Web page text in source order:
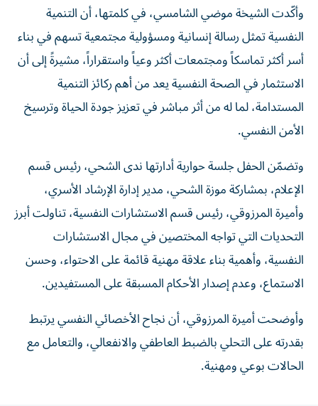
وأكّدت الشيخة موضي الشامسي، في كلمتها، أن التنمية
النفسية تمثل رسالة إنسانية ومسؤولية مجتمعية تسهم في بناء
أسر أكثر تماسكاً ومجتمعات أكثر وعياً واستقراراً، مشيرةً إلى أن
الاستثمار في الصحة النفسية يعد من أهم ركائز التنمية
المستدامة، لما له من أثر مباشر في تعزيز جودة الحياة وترسيخ
الأمن النفسي.
وتضمّن الحفل جلسة حوارية أدارتها ندى الشحي، رئيس قسم
الإعلام، بمشاركة موزة الشحي، مدير إدارة الإرشاد الأسري،
وأميرة المرزوقي، رئيس قسم الاستشارات النفسية، تناولت أبرز
التحديات التي تواجه المختصين في مجال الاستشارات
النفسية، وأهمية بناء علاقة مهنية قائمة على الاحتواء، وحسن
الاستماع، وعدم إصدار الأحكام المسبقة على المستفيدين.
وأوضحت أميرة المرزوقي، أن نجاح الأخصائي النفسي يرتبط
بقدرته على التحلي بالضبط العاطفي والانفعالي، والتعامل مع
الحالات بوعي ومهنية.